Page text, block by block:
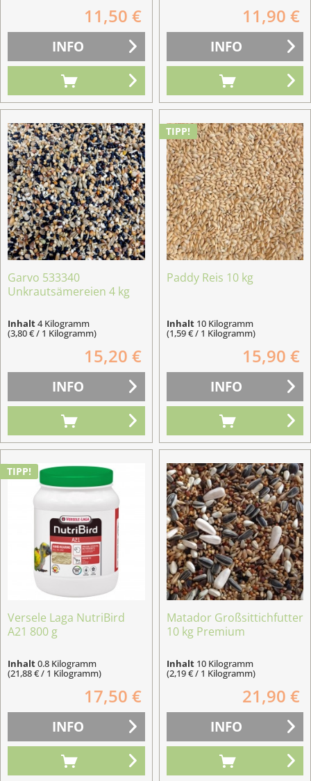
11,50 €
INFO
11,90 €
INFO
Garvo 533340
Unkrautsämereien 4 kg
Inhalt4 Kilogramm
(3,80 € / 1 Kilogramm)
15,20 €
INFO
TIPP!
Paddy Reis 10 kg
Inhalt 10 Kilogramm
(1,59 € / 1 Kilogramm)
15,90 €
INFO
TIPP!
Versele Laga NutriBird
A21 800 g
Inhalt0.8 Kilogramm
(21,88 € / 1 Kilogramm)
17,50 €
INFO
Matador Großsittichfutter
10 kg Premium
Inhalt 10 Kilogramm
(2,19 € / 1 Kilogramm)
21,90 €
INFO